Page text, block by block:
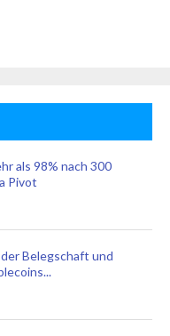
als 98% nach 300
Pivot
Belegschaft und